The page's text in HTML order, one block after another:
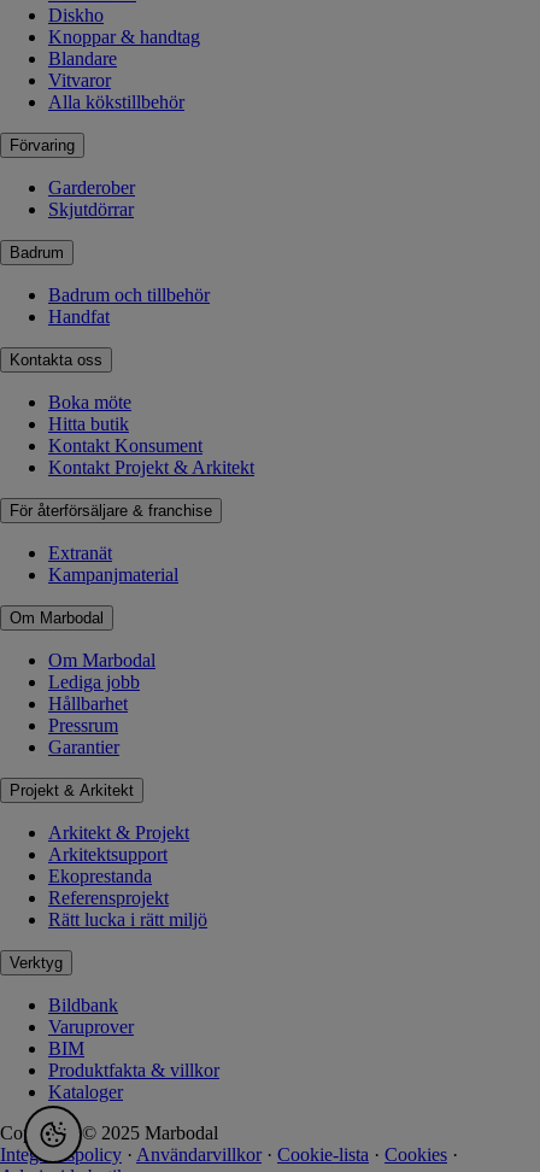
Diskho
Knoppar & handtag
Blandare
Vitvaror
Alla kökstillbehör
Förvaring
Garderober
Skjutdörrar
Badrum
Badrum och tillbehör
Handfat
Kontakta oss
Boka möte
Hitta butik
Kontakt Konsument
Kontakt Projekt & Arkitekt
För återförsäljare & franchise
Extranät
Kampanjmaterial
Om Marbodal
Om Marbodal
Lediga jobb
Hållbarhet
Pressrum
Garantier
Projekt & Arkitekt
Arkitekt & Projekt
Arkitektsupport
Ekoprestanda
Referensprojekt
Rätt lucka i rätt miljö
Verktyg
Bildbank
Varuprover
BIM
Produktfakta & villkor
Kataloger
Copyright © 2025 Marbodal
Integritetspolicy · Användarvillkor · Cookie-lista · Cookies ·